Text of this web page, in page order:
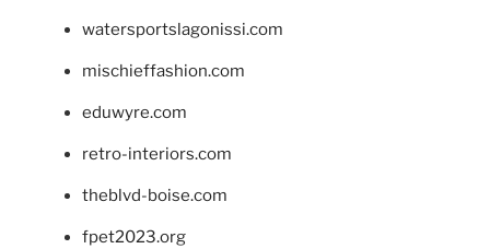
watersportslagonissi.com
mischieffashion.com
eduwyre.com
retro-interiors.com
theblvd-boise.com
fpet2023.org